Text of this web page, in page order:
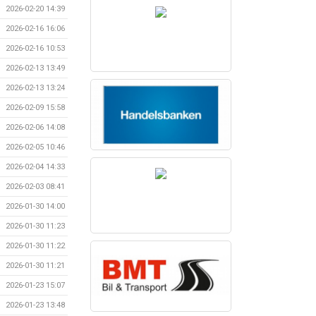
2026-02-20 14:39
2026-02-16 16:06
2026-02-16 10:53
2026-02-13 13:49
2026-02-13 13:24
2026-02-09 15:58
2026-02-06 14:08
2026-02-05 10:46
2026-02-04 14:33
2026-02-03 08:41
2026-01-30 14:00
2026-01-30 11:23
2026-01-30 11:22
2026-01-30 11:21
2026-01-23 15:07
2026-01-23 13:48